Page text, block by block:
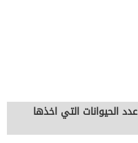
عدد الحيوانات التي اخذها